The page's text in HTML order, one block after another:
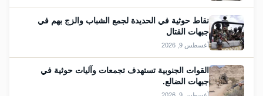
نقاط حوثية في الحديدة لجمع الشباب والزج بهم في
جبهات القتال
أغسطس 9, 2026
القوات الجنوبية تستهدف تجمعات وآليات حوثية في
جبهات الضالع.